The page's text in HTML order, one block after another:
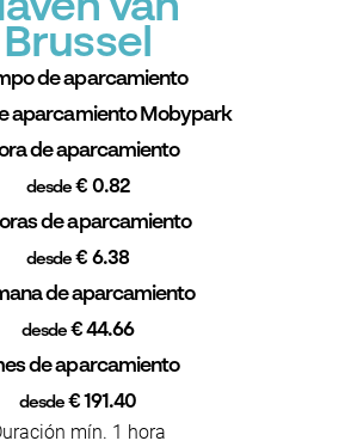
van
Brussel
de aparcamiento
aparcamiento Mobypark
de aparcamiento
desde € 0.82
de aparcamiento
desde € 6.38
de aparcamiento
desde€ 44.66
de aparcamiento
desde€ 191.40
mín. 1 hora